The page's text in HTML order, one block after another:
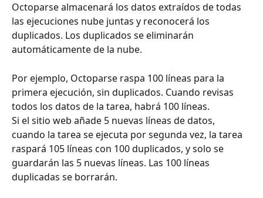
Octoparse almacenará los datos extraídos de todas
las ejecuciones nube juntas y reconocerá los
duplicados. Los duplicados se eliminarán
automáticamente de la nube.
Por ejemplo, Octoparse raspa 100 líneas para la
primera ejecución, sin duplicados. Cuando revisas
todos los datos de la tarea, habrá 100 líneas.
Si el sitio web añade 5 nuevas líneas de datos,
cuando la tarea se ejecuta por segunda vez, la tarea
raspará 105 líneas con 100 duplicados, y solo se
guardarán las 5 nuevas líneas. Las 100 líneas
duplicadas se borrarán.